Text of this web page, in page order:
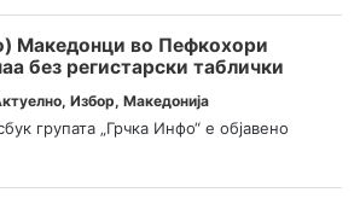
Македонци во Пефкохори
без регистарски таблички
, Избор, Македонија
групата „Грчка Инфо“ е објавено